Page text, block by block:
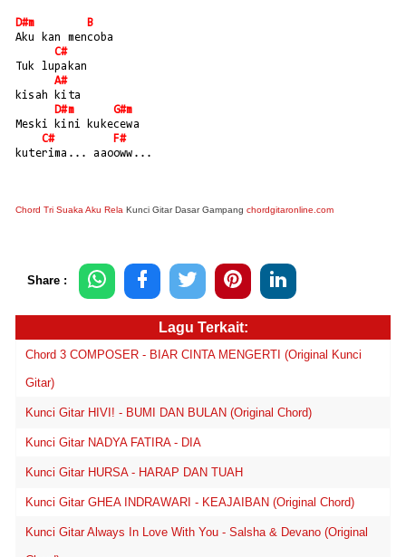
D#m
B
Aku kan mencoba
C#
Tuk lupakan
A#
kisah kita
D#m
G#m
Meski kini kukecewa
C#
F#
kuterima... aaooww...
Chord Tri Suaka Aku Rela Kunci Gitar Dasar Gampang chordgitaronline.com
Share :
Lagu Terkait:
Chord 3 COMPOSER - BIAR CINTA MENGERTI (Original Kunci
Gitar)
Kunci Gitar HIVI! - BUMI DAN BULAN (Original Chord)
Kunci Gitar NADYA FATIRA - DIA
Kunci Gitar HURSA - HARAP DAN TUAH
Kunci Gitar GHEA INDRAWARI - KEAJAIBAN (Original Chord)
Kunci Gitar Always In Love With You - Salsha & Devano (Original